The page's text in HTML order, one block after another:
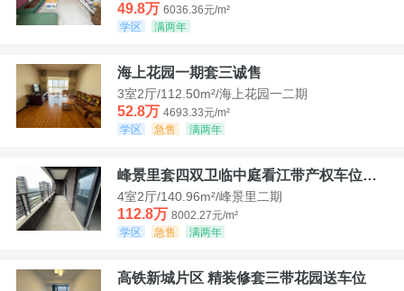
49.8万 6036.36元/m²
学区
满两年
海上花园一期套三诚售
3室2厅/112.50m²/海上花园一二期
52.8万 4693.33元/m²
学区
急售 满两年
峰景里套四双卫临中庭看江带产权车位诚售
4室2厅/140.96m²/峰景里二期
112.8万 8002.27元/m²
学区
急售 满两年
高铁新城片区 精装修套三带花园送车位